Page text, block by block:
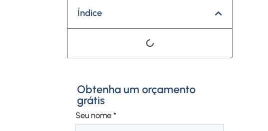
Índice
Obtenha um orçamento
grátis
Seu nome *